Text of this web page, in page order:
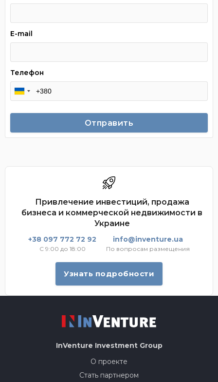
E-mail
Телефон
Отправить
Привлечение инвестиций, продажа
бизнеса и коммерческой недвижимости в
Украине
+38 097 772 72 92
С 9:00 до 18:00
info@inventure.ua
По вопросам размещения
Узнать подробности
InVenture Investment Group
О проекте
Стать партнером